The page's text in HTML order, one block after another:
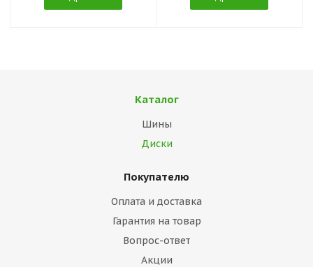
Каталог
Шины
Диски
Покупателю
Оплата и доставка
Гарантия на товар
Вопрос-ответ
Акции